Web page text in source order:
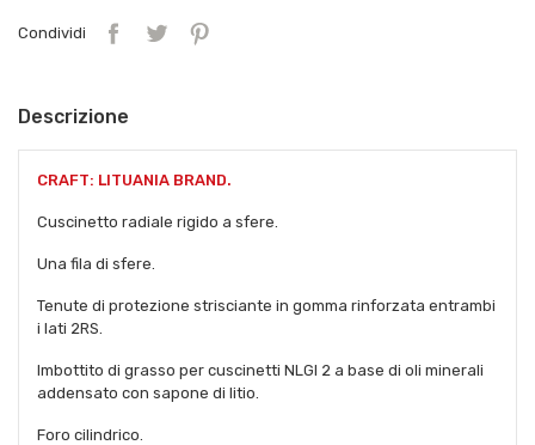
Condividi
Descrizione
CRAFT: LITUANIA BRAND.
Cuscinetto radiale rigido a sfere.
Una fila di sfere.
Tenute di protezione strisciante in gomma rinforzata entrambi
i lati 2RS.
Imbottito di grasso per cuscinetti NLGI 2 a base di oli minerali
addensato con sapone di litio.
Foro cilindrico.